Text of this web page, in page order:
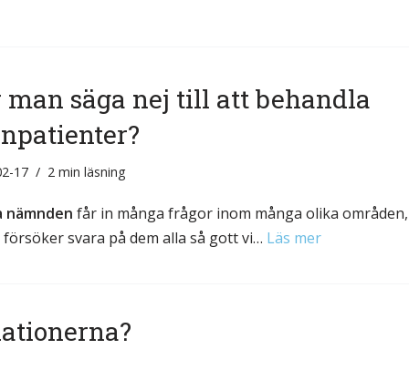
man säga nej till att behandla
17 2 min läsning
nämnden får in många frågor inom många olika områden,
försöker svara på dem alla så gott vi… Läs mer